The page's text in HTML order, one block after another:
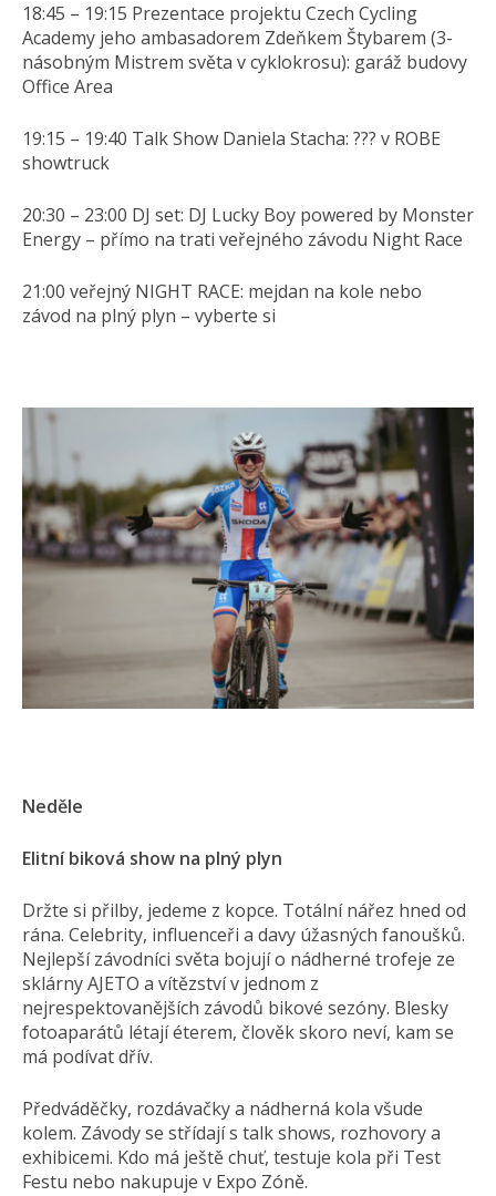
18:45 – 19:15 Prezentace projektu Czech Cycling
Academy jeho ambasadorem Zdeňkem Štybarem (3-
násobným Mistrem světa v cyklokrosu): garáž budovy
Office Area
19:15 – 19:40 Talk Show Daniela Stacha: ??? v ROBE
showtruck
20:30 – 23:00 DJ set: DJ Lucky Boy powered by Monster
Energy – přímo na trati veřejného závodu Night Race
21:00 veřejný NIGHT RACE: mejdan na kole nebo
závod na plný plyn – vyberte si
Neděle
Elitní biková show na plný plyn
Držte si přilby, jedeme z kopce. Totální nářez hned od
rána. Celebrity, influenceři a davy úžasných fanoušků.
Nejlepší závodníci světa bojují o nádherné trofeje ze
sklárny AJETO a vítězství v jednom z
nejrespektovanějších závodů bikové sezóny. Blesky
fotoaparátů létají éterem, člověk skoro neví, kam se
má podívat dřív.
Předváděčky, rozdávačky a nádherná kola všude
kolem. Závody se střídají s talk shows, rozhovory a
exhibicemi. Kdo má ještě chuť, testuje kola při Test
Festu nebo nakupuje v Expo Zóně.